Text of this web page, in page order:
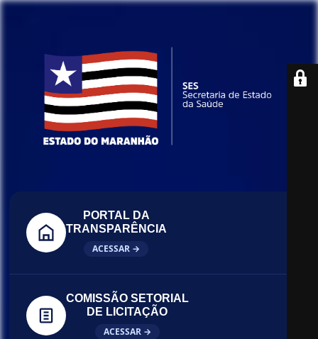
PORTAL DA
TRANSPARÊNCIA
ACESSAR →
COMISSÃO SETORIAL
DE LICITAÇÃO
ACESSAR →